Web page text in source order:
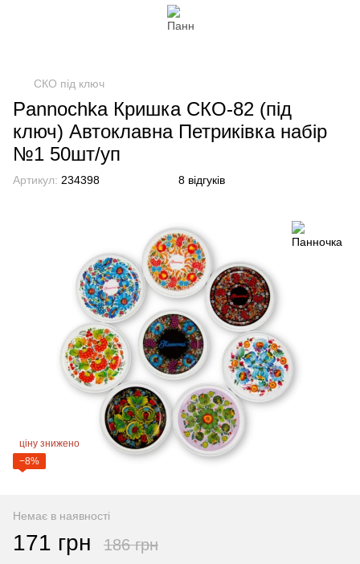
СКО під ключ
Pannochka Кришка СКО-82 (під
ключ) Автоклавна Петриківка набір
№1 50шт/уп
Артикул: 234398 8 відгуків
ціну знижено
−8%
Немає в наявності
171 грн 186 грн